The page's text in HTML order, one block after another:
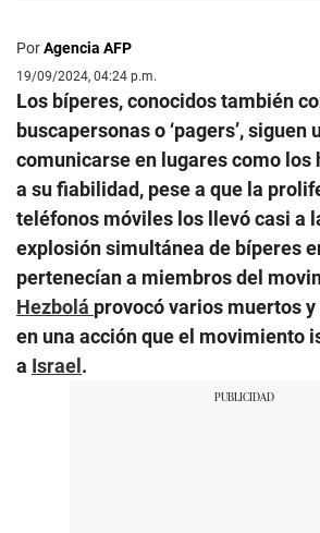
PorAgencia AFP
19/09/2024, 04:24 p.m.
Los bíperes, conocidos también
buscapersonas o ‘pagers’, siguen
comunicarse en lugares como los
a su fiabilidad, pese a que la
teléfonos móviles los llevó casi a
explosión simultánea de bíperes
pertenecían a miembros del
Hezbolá provocó varios muertos
en una acción que el movimiento
a Israel .